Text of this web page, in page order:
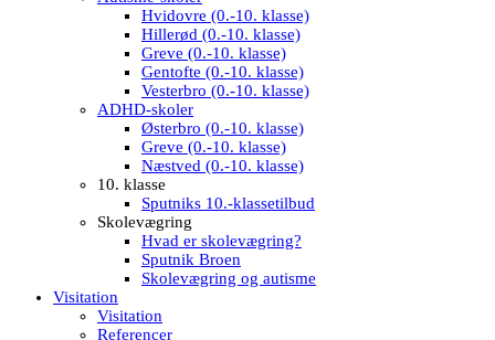
Hvidovre (0.-10. klasse)
Hillerød (0.-10. klasse)
Greve (0.-10. klasse)
Gentofte (0.-10. klasse)
Vesterbro (0.-10. klasse)
ADHD-skoler
Østerbro (0.-10. klasse)
Greve (0.-10. klasse)
Næstved (0.-10. klasse)
10. klasse
Sputniks 10.-klassetilbud
Skolevægring
Hvad er skolevægring?
Sputnik Broen
Skolevægring og autisme
Visitation
Visitation
Referencer